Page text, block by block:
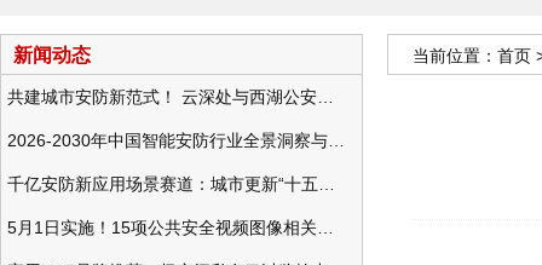
新闻动态 当前位置： 首页